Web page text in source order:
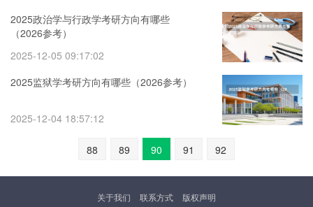
2025政治学与行政学考研方向有哪些
（2026参考）
2025-12-05 09:17:02
2025监狱学考研方向有哪些（2026参考）
2025-12-04 18:57:12
88 89 90 91 92
关于我们 联系方式 版权声明